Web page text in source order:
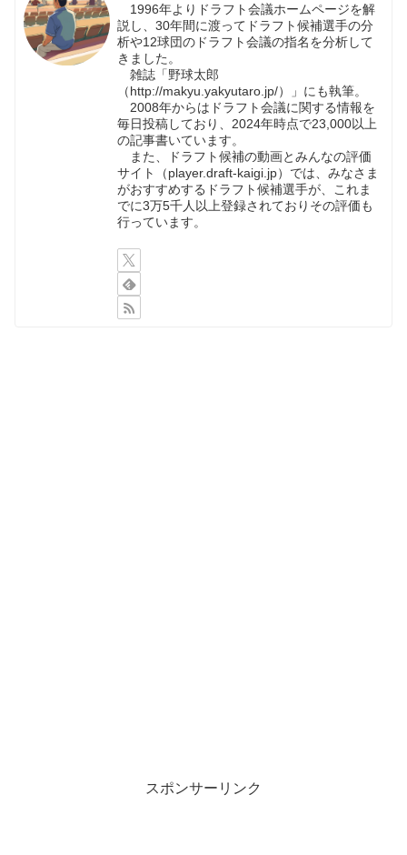
1996年よりドラフト会議ホームページを解
説し、30年間に渡ってドラフト候補選手の分
析や12球団のドラフト会議の指名を分析して
きました。
雑誌「野球太郎
（http://makyu.yakyutaro.jp/）」にも執筆。
2008年からはドラフト会議に関する情報を
毎日投稿しており、2024年時点で23,000以上
の記事書いています。
また、ドラフト候補の動画とみんなの評価
サイト（player.draft-kaigi.jp）では、みなさま
がおすすめするドラフト候補選手が、これま
でに3万5千人以上登録されておりその評価も
行っています。
スポンサーリンク